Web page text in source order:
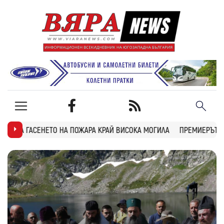
КРАЙ ВИСОКА МОГИЛА ПРЕМИЕРЪТ РАДЕВ: ДРОН НАХЛУ В